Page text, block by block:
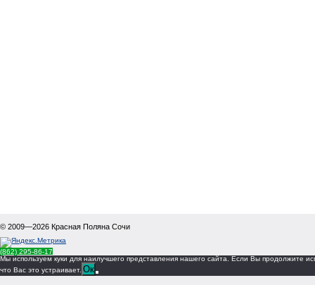
© 2009—2026 Красная Поляна Сочи
(862) 295-86-17
Мы используем куки для наилучшего представления нашего сайта. Если Вы продолжите
что Вас это устраивает. Ок